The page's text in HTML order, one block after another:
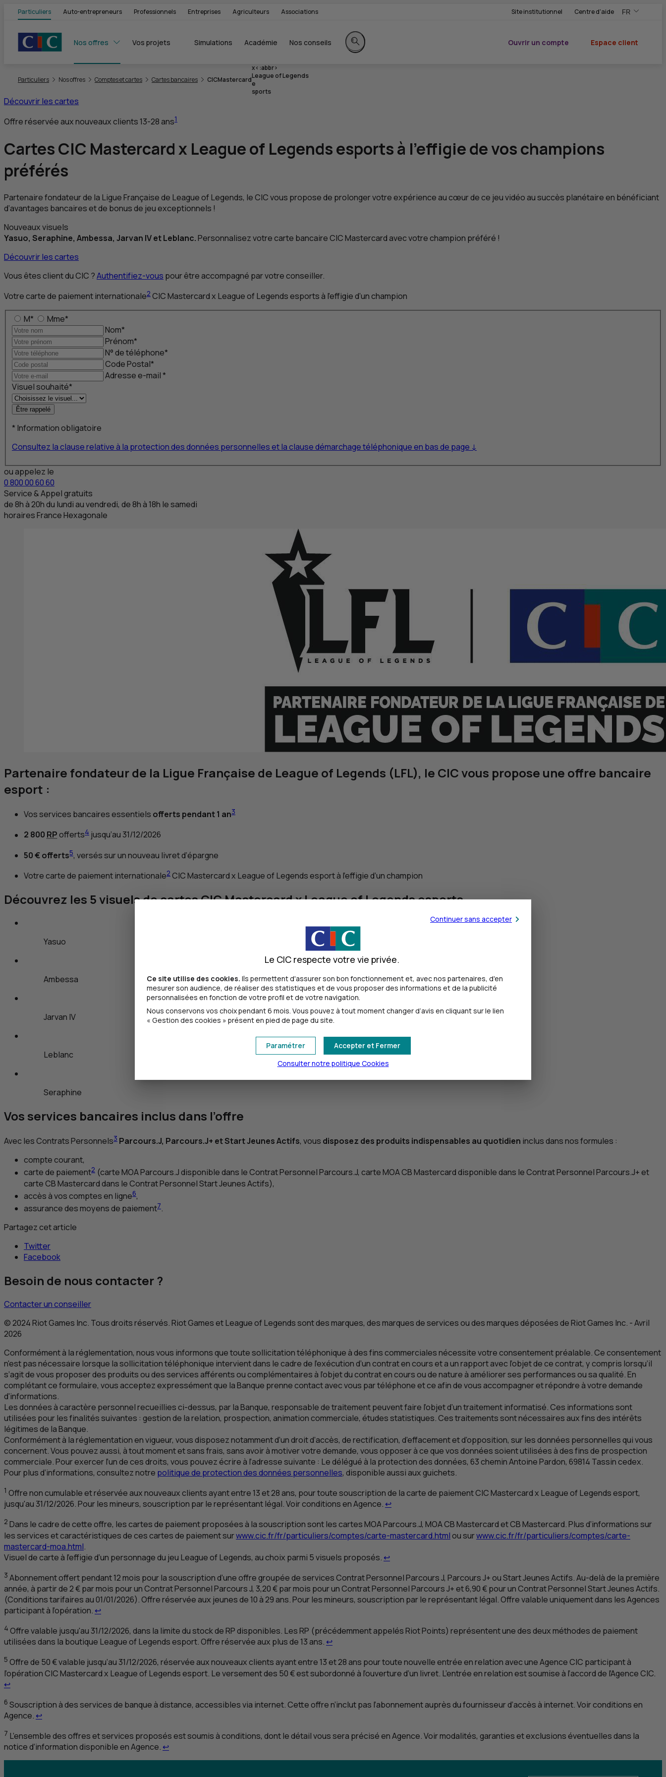
Particuliers Auto-entrepreneurs Professionnels Entreprises Agriculteurs Associations Site institutionnel Centre d'aide FR
,Version
,Changer de
Nos offres Vos projets Simulations Académie Nos conseils
Rechercher sur le site
Ouvrir un compte
Espace client
Particuliers Nos offres Comptes et cartes Cartes bancaires CICMastercard
x<:abbr>
League of Legends
e
sports
Découvrir les cartes
Offre réservée aux nouveaux clients 13-28 ans1
CartesCIC Mastercard x League of Legendsesportsà l’effigie devos champions
préférés
Partenaire fondateur de la Ligue Française de League of Legends, leCICvous propose de prolonger votre expérience au cœur de ce jeu vidéo au succès planétaire en bénéficiant
d’avantages bancaires et de bonus de jeu exceptionnels !
Nouveaux visuels
Yasuo, Seraphine, Ambessa, Jarvan IV et Leblanc.Personnalisez votre carte bancaireCICMastercard avec votre champion préféré !
Découvrir les cartes
Vous êtes client duCIC ?Authentifiez-vous pour être accompagné par votre conseiller.
Votre carte de paiement internationale2 CICMastercard x League of Legendsesportsà l’effigie d’un champion
M* Mme*
Nom*
Prénom*
N° de téléphone*
Code Postal*
Adressee-mail*
Visuel souhaité*
Être rappelé
* Information obligatoire
Consultez la clause relative à la protection des données personnelles et la clause démarchage téléphonique en bas de page ↓
ou appelez le
0 800 00 60 60
Service & Appel gratuits
de 8hà 20hdu lundi au vendredi, de 8hà 18h le samedi
horaires France Hexagonale
Partenaire fondateur de la Ligue Française de League of Legends (LFL), le CICvous propose une offre bancaire
esport :
Vos services bancaires essentiels offerts pendant 1 an3
2 800 RPofferts4 jusqu’au 31/12/2026
50 € offerts5, versés sur un nouveau livret d’épargne
Votre carte de paiement internationale2 CICMastercard x League of Legendsesportà l’effigie d’un champion
Découvrez les 5 visuels de cartesCICMastercard xLeague of Legendsesports
Yasuo
Ambessa
Jarvan IV
Leblanc
Seraphine
Vos services bancaires inclus dans l’offre
Avec les Contrats Personnels3 Parcours.J, Parcours.J+ etStartJeunes Actifs, vous disposez des produits indispensables au quotidien inclus dans nos formules :
compte courant,
carte de paiement2 (carteMOAParcours.J disponible dans le Contrat Personnel Parcours.J, carteMOACBMastercard disponible dans le Contrat Personnel Parcours.J+ et
carteCBMastercard dans le Contrat Personnel Start Jeunes Actifs),
accès à vos comptes en ligne6,
assurance des moyens de paiement7.
Partagez cet article
Twitter
Facebook
Besoin de nous contacter ?
Contacter un conseiller
©2024 Riot Games Inc. Tous droits réservés. Riot Games etLeague of Legendssont des marques, des marques de services ou des marques déposées de Riot Games Inc. -Avril
2026
Conformément à la réglementation, nous vous informons que toute sollicitation téléphonique à des fins commerciales nécessite votre consentement préalable. Ce consentement
n'est pas nécessaire lorsque la sollicitation téléphonique intervient dans le cadre de l’exécution d’un contrat en cours et a un rapport avec l’objet de ce contrat, y compris lorsqu’il
s’agit de vous proposer des produits ou des services afférents ou complémentaires à l’objet du contrat en cours ou de nature à améliorer ses performances ou sa qualité. En
complétant ce formulaire, vous acceptez expressément que la Banque prenne contact avec vous par téléphone et ce afin de vous accompagner et répondre à votre demande
d'informations.
Les données à caractère personnel recueillies ci-dessus, par la Banque, responsable de traitement peuvent faire l’objet d’un traitement informatisé. Ces informations sont
utilisées pour les finalités suivantes : gestion de la relation, prospection, animation commerciale, études statistiques. Ces traitements sont nécessaires aux fins des intérêts
légitimes de la Banque.
Conformément à la réglementation en vigueur, vous disposez notamment d’un droit d’accès, de rectification, d’effacement et d’opposition, sur les données personnelles qui vous
concernent. Vous pouvez aussi, à tout moment et sans frais, sans avoir à motiver votre demande, vous opposer à ce que vos données soient utilisées à des fins de prospection
commerciale. Pour exercer l’un de ces droits, vous pouvez écrire à l’adresse suivante : Le délégué à la protection des données, 63 chemin Antoine Pardon, 69814 Tassin cedex.
Pour plus d’informations, consultez notre politique de protection des données personnelles, disponible aussi aux guichets.
1 Offre non cumulable et réservée aux nouveaux clients ayant entre 13 et 28 ans, pour toute souscription de la carte de paiementCICMastercard x League of Legendsesport,
jusqu'au 31/12/2026. Pour les mineurs, souscription par le représentant légal. Voir conditions en Agence. ↩Retour au renvoi 1
2 Dans le cadre de cette offre, les cartes de paiement proposées à la souscription sont les cartesMOAParcours.J, MOACBMastercard etCBMastercard. Plus d’informations sur
les services et caractéristiques de ces cartes de paiement surwww.cic.fr/fr/particuliers/comptes/carte-mastercard.htmlou surwww.cic.fr/fr/particuliers/comptes/carte-
mastercard-moa.html.
Visuel de carte à l’effigie d’un personnage du jeu League of Legends, au choix parmi 5 visuels proposés. ↩Retour au renvoi 2
3 Abonnement offert pendant 12 mois pour la souscription d’une offre groupée de services Contrat Personnel Parcours J, Parcours J+ ouStartJeunes Actifs. Au-delà de la première
année, à partir de 2 € par mois pour un Contrat Personnel Parcours J, 3,20 € par mois pour un Contrat Personnel Parcours J+ et 6,90 € pour un Contrat PersonnelStartJeunes Actifs.
(Conditions tarifaires au 01/01/2026). Offre réservée aux jeunes de 10 à 29 ans. Pour les mineurs, souscription par le représentant légal. Offre valable uniquement dans les Agences
participant à l’opération. ↩Retour au renvoi 3
4 Offre valable jusqu'au 31/12/2026, dans la limite du stock deRPdisponibles. LesRP (précédemment appelésRiot Points) représentent une des deux méthodes de paiement
utilisées dans la boutique League of Legendsesport. Offre réservée aux plus de 13 ans. ↩Retour au renvoi 4
5 Offre de 50 € valable jusqu’au 31/12/2026, réservée aux nouveaux clients ayant entre 13 et 28 ans pour toute nouvelle entrée en relation avec une AgenceCIC participant à
l’opérationCICMastercard x League of Legendsesport. Le versement des 50 € est subordonné à l’ouverture d’un livret. L’entrée en relation est soumise à l’accord de l’AgenceCIC.
↩Retour au renvoi 5
6 Souscription à des services de banque à distance, accessibles via internet. Cette offre n’inclut pas l’abonnement auprès du fournisseur d’accès à internet. Voir conditions en
Agence. ↩Retour au renvoi 6
7 L’ensemble des offres et services proposés est soumis à conditions, dont le détail vous sera précisé en Agence. Voir modalités, garanties et exclusions éventuelles dans la
notice d’information disponible en Agence. ↩Retour au renvoi 7
Continuer sans accepter
Le CIC respecte votre vie privée.
Ce site utilise des cookies. Ils permettent d'assurer son bon fonctionnement et, avec nos partenaires, d'en
mesurer son audience, de réaliser des statistiques et de vous proposer des informations et de la publicité
personnalisées en fonction de votre profil et de votre navigation.
Nous conservons vos choix pendant 6 mois. Vous pouvez à tout moment changer d’avis en cliquant sur le lien
« Gestion des cookies » présent en pied de page du site.
Accepter et Fermer
Paramétrer
Consulter notre politique Cookies